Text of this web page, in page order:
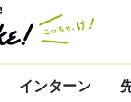
インターン